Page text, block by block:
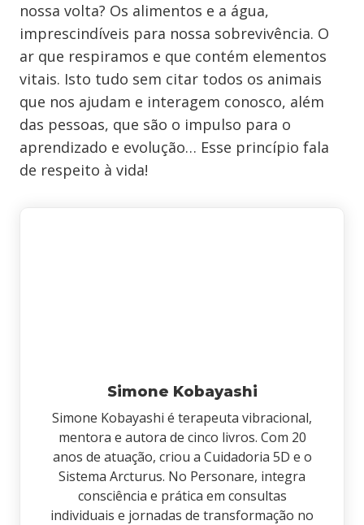
nossa volta? Os alimentos e a água,
imprescindíveis para nossa sobrevivência. O
ar que respiramos e que contém elementos
vitais. Isto tudo sem citar todos os animais
que nos ajudam e interagem conosco, além
das pessoas, que são o impulso para o
aprendizado e evolução… Esse princípio fala
de respeito à vida!
Simone Kobayashi
Simone Kobayashi é terapeuta vibracional,
mentora e autora de cinco livros. Com 20
anos de atuação, criou a Cuidadoria 5D e o
Sistema Arcturus. No Personare, integra
consciência e prática em consultas
individuais e jornadas de transformação no